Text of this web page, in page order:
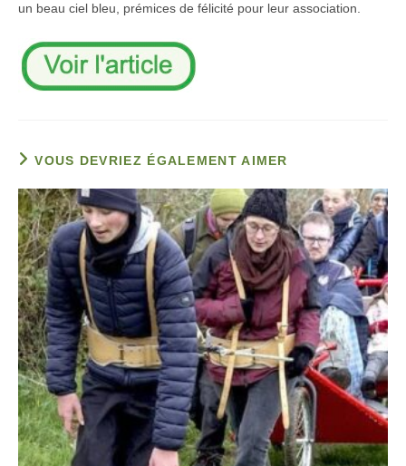
un beau ciel bleu, prémices de félicité pour leur association.
VOUS DEVRIEZ ÉGALEMENT AIMER